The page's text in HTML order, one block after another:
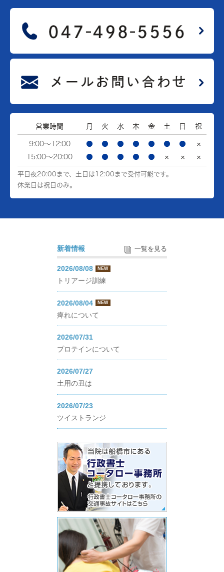
営業時間 月 火 水 木 金 土 日 祝
9:00～12:00 ● ● ● ● ● ● ●
×
15:00～20:00
● ● ● ● ● × × ×
平日夜20:00まで、土日は12:00まで受付可能です。
休業日は祝日のみ。
新着情報 一覧を見る
2026/08/08 NEW
トリアージ訓練
2026/08/04 NEW
痺れについて
2026/07/31
プロテインについて
2026/07/27
土用の丑は
2026/07/23
ツイストランジ